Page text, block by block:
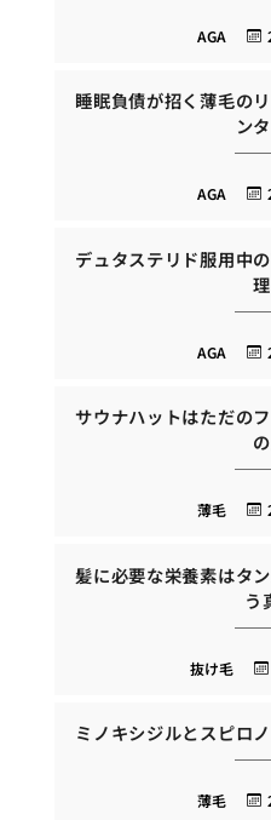
AGA
睡眠負債が招く薄毛の
ン
AGA
デュタステリド服用中
AGA
サウナハットはただの
薄毛
髪に必要な栄養素はタ
う
抜け毛
ミノキシジルとスピロ
薄毛